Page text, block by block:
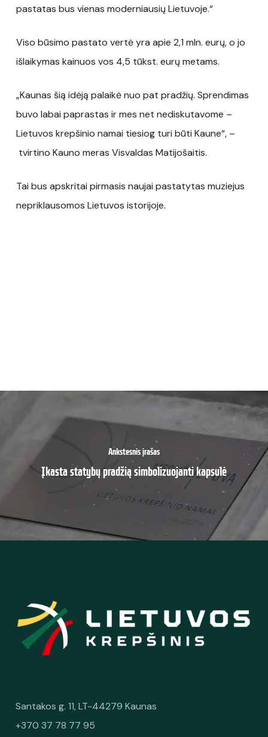
pastatas bus vienas moderniausių Lietuvoje.“
Viso būsimo pastato vertė yra apie 2,1 mln. eurų, o jo
išlaikymas kainuos vos 4,5 tūkst. eurų metams.
„Kaunas šią idėją palaikė nuo pat pradžių. Sprendimas
buvo labai paprastas ir mes net nediskutavome –
Lietuvos krepšinio namai tiesiog turi būti Kaune“, –
tvirtino Kauno meras Visvaldas Matijošaitis.
Tai bus apskritai pirmasis naujai pastatytas muziejus
nepriklausomos Lietuvos istorijoje.
Ankstesnis įrašas
Įkasta statybų pradžią simbolizuojanti kapsulė
Santakos g. 11, LT-44279 Kaunas
+370 37 78 77 95